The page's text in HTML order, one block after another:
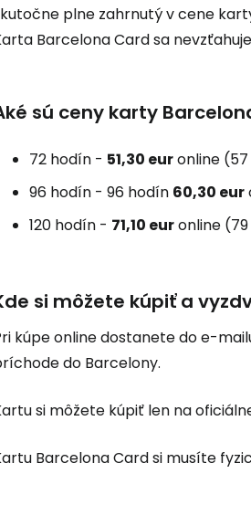
plne zahrnutý v cene
Barcelona Card sa
sú ceny karty
72 hodín - 51,30 euronline
96 hodín - 96 hodín 60,30 eur
120 hodín - 71,10 euronline
si môžete kúpiť a
kúpe online dostanete do e-
do Barcelony.
si môžete kúpiť len na
Barcelona Card si musíte